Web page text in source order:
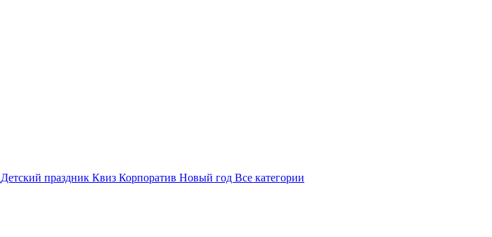
Детский праздник Квиз Корпоратив Новый год Все категории